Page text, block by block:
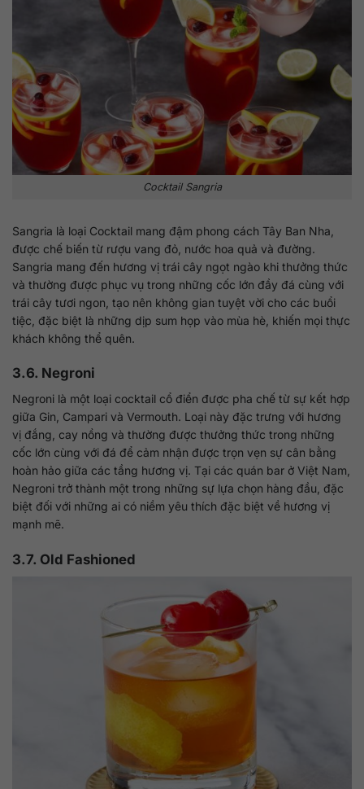
Cocktail Sangria
Sangria là loại Cocktail mang đậm phong cách Tây Ban Nha,
được chế biến từ rượu vang đỏ, nước hoa quả và đường.
Sangria mang đến hương vị trái cây ngọt ngào khi thưởng thức
và thường được phục vụ trong những cốc lớn đầy đá cùng với
trái cây tươi ngon, tạo nên không gian tuyệt vời cho các buổi
tiệc, đặc biệt là những dịp sum họp vào mùa hè, khiến mọi thực
khách không thể quên.
3.6. Negroni
Negroni là một loại cocktail cổ điển được pha chế từ sự kết hợp
giữa Gin, Campari và Vermouth. Loại này đặc trưng với hương
vị đắng, cay nồng và thường được thưởng thức trong những
cốc lớn cùng với đá để cảm nhận được trọn vẹn sự cân bằng
hoàn hảo giữa các tầng hương vị. Tại các quán bar ở Việt Nam,
Negroni trở thành một trong những sự lựa chọn hàng đầu, đặc
biệt đối với những ai có niềm yêu thích đặc biệt về hương vị
mạnh mẽ.
3.7. Old Fashioned